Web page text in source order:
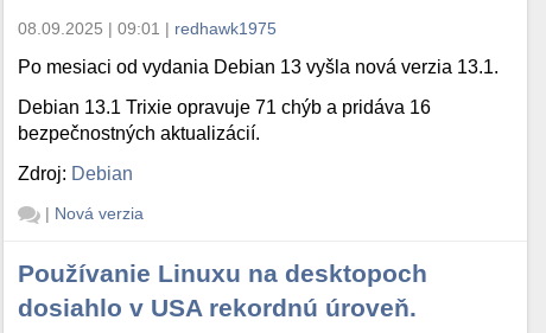
08.09.2025 | 09:01 | redhawk1975
Po mesiaci od vydania Debian 13 vyšla nová verzia 13.1.
Debian 13.1 Trixie opravuje 71 chýb a pridáva 16
bezpečnostných aktualizácií.
Zdroj: Debian
| Nová verzia
Používanie Linuxu na desktopoch
dosiahlo v USA rekordnú úroveň.